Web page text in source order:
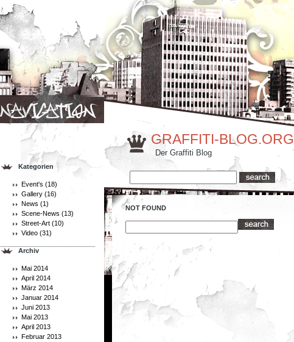
Kategorien
Event's (18)
Gallery (16)
News (1)
Scene-News (13)
Street-Art (10)
Video (31)
Archiv
Mai 2014
April 2014
März 2014
Januar 2014
Juni 2013
Mai 2013
April 2013
Februar 2013
GRAFFITI-BLOG.ORG
Der Graffiti Blog
NOT FOUND